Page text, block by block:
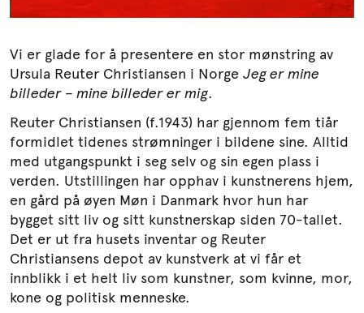
Vi er glade for å presentere en stor mønstring av
Ursula Reuter Christiansen i Norge Jeg er mine
billeder – mine billeder er mig.
Reuter Christiansen (f.1943) har gjennom fem tiår
formidlet tidenes strømninger i bildene sine. Alltid
med utgangspunkt i seg selv og sin egen plass i
verden. Utstillingen har opphav i kunstnerens hjem,
en gård på øyen Møn i Danmark hvor hun har
bygget sitt liv og sitt kunstnerskap siden 70-tallet.
Det er ut fra husets inventar og Reuter
Christiansens depot av kunstverk at vi får et
innblikk i et helt liv som kunstner, som kvinne, mor,
kone og politisk menneske.